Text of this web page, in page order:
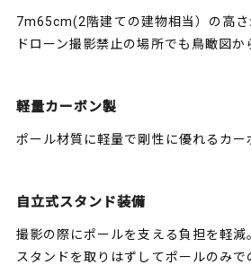
7m65cm(2階建ての建物相当）の高さ
ドローン撮影禁止の場所でも鳥瞰図か
軽量カーボン製
ポール材質に軽量で剛性に優れるカー
自立式スタンド装備
撮影の際にポールを支える負担を軽減
スタンドを取りはずしてポールのみで